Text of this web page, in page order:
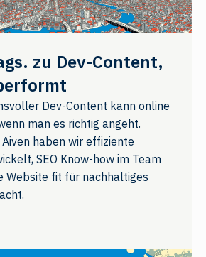
zu Dev-Content,
Dev-Content kann online
man es richtig angeht.
haben wir effiziente
SEO Know-how im Team
Website fit für nachhaltiges